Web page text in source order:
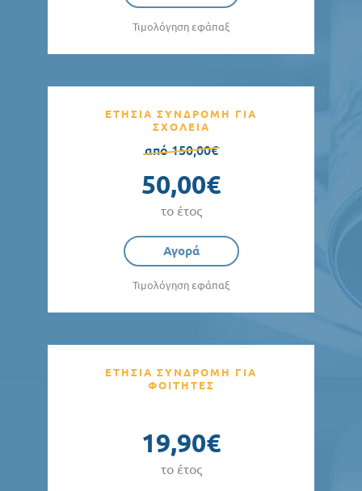
Τιμολόγηση εφάπαξ
ΕΤΗΣΙΑ ΣΥΝΔΡΟΜΗ ΓΙΑ
ΣΧΟΛΕΙΑ
από 150,00€
50,00€
το έτος
Αγορά
Τιμολόγηση εφάπαξ
ΕΤΗΣΙΑ ΣΥΝΔΡΟΜΗ ΓΙΑ
ΦΟΙΤΗΤΕΣ
19,90€
το έτος